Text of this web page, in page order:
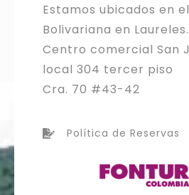
Estamos ubicados en
Bolivariana en Laureles.
Centro comercial San
local 304 tercer piso
Cra. 70 #43-42
Política de Reservas